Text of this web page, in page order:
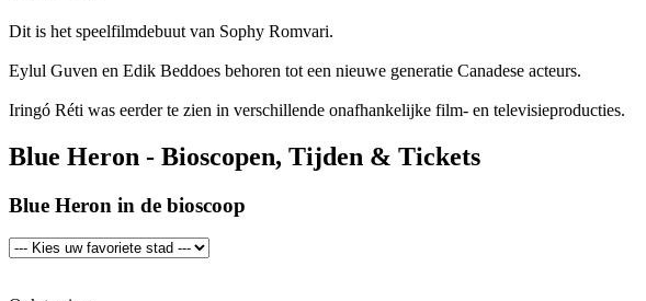
Dit is het speelfilmdebuut van Sophy Romvari.
Eylul Guven en Edik Beddoes behoren tot een nieuwe generatie Canadese acteurs.
Iringó Réti was eerder te zien in verschillende onafhankelijke film- en televisieproducties.
Blue Heron - Bioscopen, Tijden & Tickets
Blue Heron in de bioscoop